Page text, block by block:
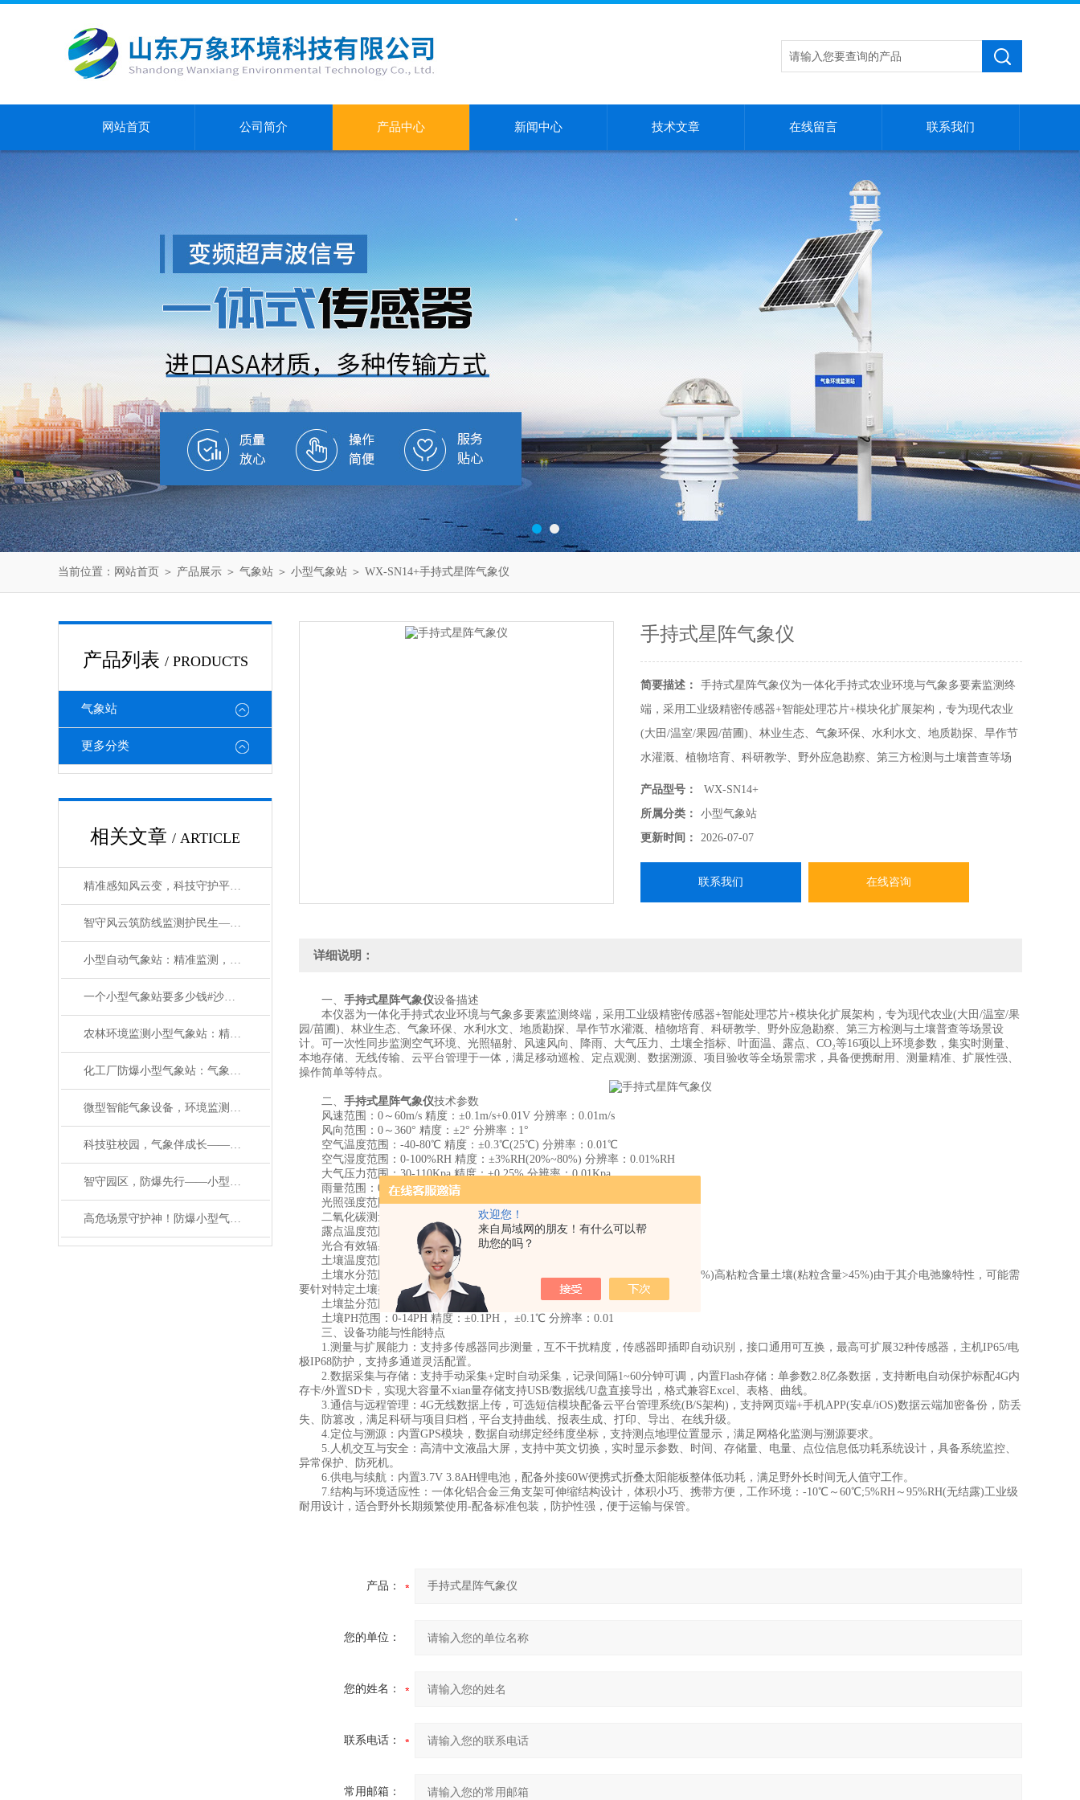
欢迎您！
来自局域网的朋友！有什么可以帮
助您的吗？
网站首页 公司简介 产品中心 新闻中心 技术文章 在线留言 联系我们
当前位置： 网站首页 ＞ 产品展示 ＞ 气象站 ＞ 小型气象站 ＞ WX-SN14+手持式星阵气象仪
产品列表 / PRODUCTS
气象站
更多分类
相关文章 / ARTICLE
精准感知风云变，科技守护平安行——高精度气象自动监测系统的实践与价值
智守风云筑防线监测护民生—五要素气象区域自动站赋能全域气象服务提质增效
小型自动气象站：精准监测，助力多领域应用
一个小型气象站要多少钱#沙尘资讯
农林环境监测小型气象站：精准监测农林微气候，筑牢生态防护科技屏障
化工厂防爆小型气象站：气象安全哨兵，守护高危工业场景安全生产
微型智能气象设备，环境监测自动小型气象站筑牢生态环境监测防线
科技驻校园，气象伴成长——校园自动小型气象站设备详解
智守园区，防爆先行——小型气象站系统赋能
高危场景守护神！防爆小型气象站系统，安全与精准双向奔赴
手持式星阵气象仪
简要描述：
手持式星阵气象仪为一体化手持式农业环境与气象多要素监测终
端，采用工业级精密传感器+智能处理芯片+模块化扩展架构，专为现代农业
(大田/温室/果园/苗圃)、林业生态、气象环保、水利水文、地质勘探、旱作节
水灌溉、植物培育、科研教学、野外应急勘察、第三方检测与土壤普查等场
景设计。
产品型号：
WX-SN14+
所属分类：
小型气象站
更新时间：
2026-07-07
联系我们 在线咨询
详细说明：
一、 手持式星阵气象仪设备描述
本仪器为一体化手持式农业环境与气象多要素监测终端，采用工业级精密传感器+智能处理芯片+模块化扩展架构，专为现代农业(大田/温室/果
园/苗圃)、林业生态、气象环保、水利水文、地质勘探、旱作节水灌溉、植物培育、科研教学、野外应急勘察、第三方检测与土壤普查等场景设
计。可一次性同步监测空气环境、光照辐射、风速风向、降雨、大气压力、土壤全指标、叶面温、露点、CO₂等16项以上环境参数，集实时测量、
本地存储、无线传输、云平台管理于一体，满足移动巡检、定点观测、数据溯源、项目验收等全场景需求，具备便携耐用、测量精准、扩展性强、
操作简单等特点。
二、 手持式星阵气象仪技术参数
风速范围：0～60m/s 精度：±0.1m/s+0.01V 分辨率：0.01m/s
风向范围：0～360° 精度：±2° 分辨率：1°
空气温度范围：-40-80℃ 精度：±0.3℃(25℃) 分辨率：0.01℃
空气湿度范围：0-100%RH 精度：±3%RH(20%~80%) 分辨率：0.01%RH
大气压力范围：30-110Kpa 精度：±0.25% 分辨率：0.01Kpa
雨量范围：0-4mm/min 精度：≤±4% 分辨率：0.01mm
光照强度范围：0-157286lux 精度：<±3% 分辨率：1lux
二氧化碳测量范围：400-5000ppm 精度：±(50ppm+5%读数值) 分辨率：1ppm
露点温度范围：0~+70℃ 精度：±1℃ 分辨率：0.1℃
光合有效辐射范围：0-2000W/m2 精度：<±3% 分辨率：1W/m2
土壤温度范围：-30～+70℃ 精度：±0.3(-10~50℃) 分辨率：0.01℃
土壤水分范围：0～100% 精度：±3%(壤土)高有机质土壤(土壤有机碳含量>12%)高粘粒含量土壤(粘粒含量>45%)由于其介电弛豫特性，可能需
要针对特定土壤类型进行标定 分辨率：0.01%
土壤盐分范围：0~12800mg/L 精度：±3% 分辨率：1mg/L
土壤PH范围：0-14PH 精度：±0.1PH， ±0.1℃ 分辨率：0.01
三、设备功能与性能特点
1.测量与扩展能力：支持多传感器同步测量，互不干扰精度，传感器即插即自动识别，接口通用可互换，最高可扩展32种传感器，主机IP65/电
极IP68防护，支持多通道灵活配置。
2.数据采集与存储：支持手动采集+定时自动采集，记录间隔1~60分钟可调，内置Flash存储：单参数2.8亿条数据，支持断电自动保护标配4G内
存卡/外置SD卡，实现大容量不xian量存储支持USB/数据线/U盘直接导出，格式兼容Excel、表格、曲线。
3.通信与远程管理：4G无线数据上传，可选短信模块配备云平台管理系统(B/S架构)，支持网页端+手机APP(安卓/iOS)数据云端加密备份，防丢
失、防篡改，满足科研与项目归档，平台支持曲线、报表生成、打印、导出、在线升级。
4.定位与溯源：内置GPS模块，数据自动绑定经纬度坐标，支持测点地理位置显示，满足网格化监测与溯源要求。
5.人机交互与安全：高清中文液晶大屏，支持中英文切换，实时显示参数、时间、存储量、电量、点位信息低功耗系统设计，具备系统监控、
异常保护、防死机。
6.供电与续航：内置3.7V 3.8AH锂电池，配备外接60W便携式折叠太阳能板整体低功耗，满足野外长时间无人值守工作。
7.结构与环境适应性：一体化铝合金三角支架可伸缩结构设计，体积小巧、携带方便，工作环境：-10℃～60℃;5%RH～95%RH(无结露)工业级
耐用设计，适合野外长期频繁使用-配备标准包装，防护性强，便于运输与保管。
产品：
您的单位：
您的姓名：
联系电话：
常用邮箱：